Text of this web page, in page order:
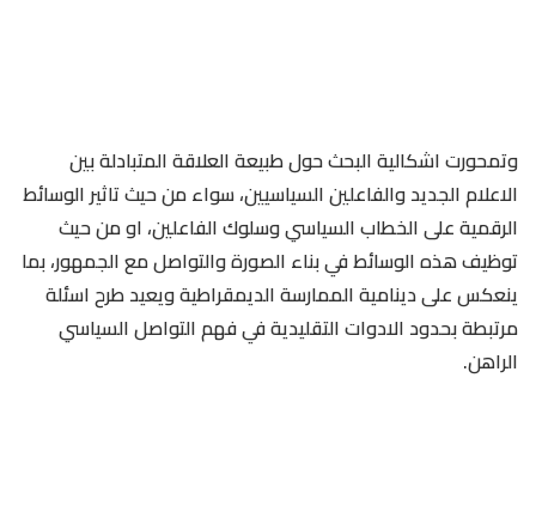
وتمحورت اشكالية البحث حول طبيعة العلاقة المتبادلة بين
الاعلام الجديد والفاعلين السياسيين، سواء من حيث تاثير الوسائط
الرقمية على الخطاب السياسي وسلوك الفاعلين، او من حيث
توظيف هذه الوسائط في بناء الصورة والتواصل مع الجمهور، بما
ينعكس على دينامية الممارسة الديمقراطية ويعيد طرح اسئلة
مرتبطة بحدود الادوات التقليدية في فهم التواصل السياسي
الراهن.